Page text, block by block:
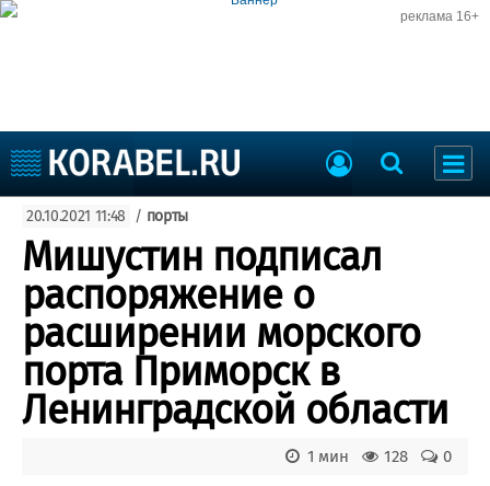
реклама 16+
Судоходство
Судоремонт
События
Пресс-релизы
Порты
Рыболовство
ВМФ
Образование
Яхты и катера
Еще
Доска объявлений
20.10.2021 11:48 / порты
Мишустин подписал
распоряжение о
расширении морского
порта Приморск в
Ленинградской области
0
128
1 мин